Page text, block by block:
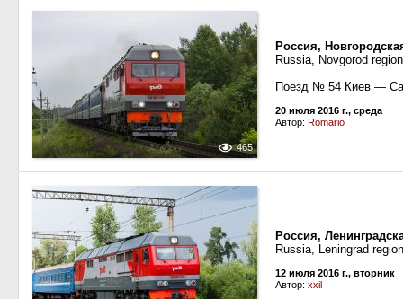
465
Россия,
Russia, Novgorod
Поезд № 54 Киев —
20 июля 2016 г., среда
Автор: Romario
Россия,
Russia, Leningrad
12 июля 2016 г., вторник
Автор: xxil